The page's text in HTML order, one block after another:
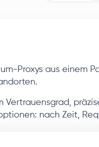
Proxys aus einem
Vertrauensgrad,
nach Zeit,
99,5% Erfolgsrate IP-